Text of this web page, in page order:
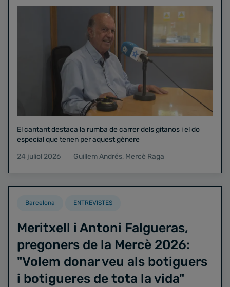
El cantant destaca la rumba de carrer dels gitanos i el do
especial que tenen per aquest gènere
24 juliol 2026
Guillem Andrés, Mercè Raga
Barcelona ENTREVISTES
Meritxell i Antoni Falgueras,
pregoners de la Mercè 2026:
"Volem donar veu als botiguers
i botigueres de tota la vida"